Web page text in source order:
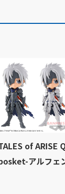
of ARISE
アルフェ